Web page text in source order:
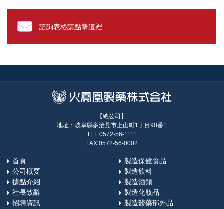
諮詢表格請點擊這裡
【總公司】
地址：岐阜縣多治見市上山町1丁目90番1
TEL:0572-56-1111
FAX:0572-56-0002
首頁
公司概要
據點介紹
社長致辭
招聘資訊
製造保健食品
製造飲料
製造酒類
製造化妝品
製造醫藥部外品